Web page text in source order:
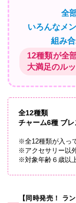
全
いろんなメ
組み
12種類が全
大満足のル
全12種類
チャーム6種 ブ
※全12種類が入っ
※アクセサリー以
※対象年齢６歳以
【同時発売！ ラ